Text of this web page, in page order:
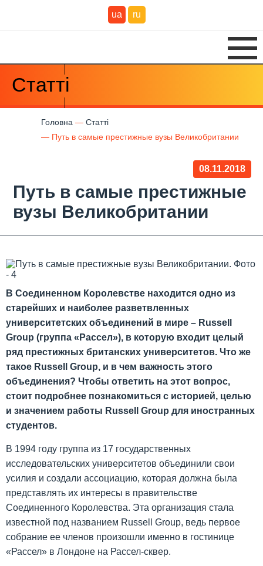
ua ru
Статті
Головна
Статті
Путь в самые престижные вузы Великобритании
Путь в самые престижные
вузы Великобритании
08.11.2018
В Соединенном Королевстве находится одно из
старейших и наиболее разветвленных
университетских объединений в мире – Russell
Group (группа «Рассел»), в которую входит целый
ряд престижных британских университетов. Что же
такое Russell Group, и в чем важность этого
объединения? Чтобы ответить на этот вопрос,
стоит подробнее познакомиться с историей, целью
и значением работы Russell Group для иностранных
студентов.
В 1994 году группа из 17 государственных
исследовательских университетов объединили свои
усилия и создали ассоциацию, которая должна была
представлять их интересы в правительстве
Соединенного Королевства. Эта организация стала
известной под названием Russell Group, ведь первое
собрание ее членов произошли именно в гостинице
«Рассел» в Лондоне на Рассел-сквер.